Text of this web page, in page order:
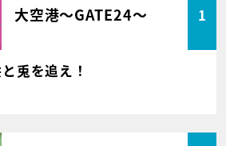
大空港～GATE24～ 1
兎を追え！